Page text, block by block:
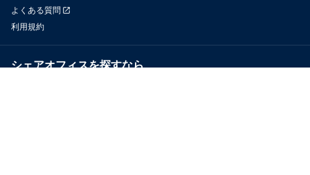
よくある質問
利用規約
シェアオフィスを探すなら